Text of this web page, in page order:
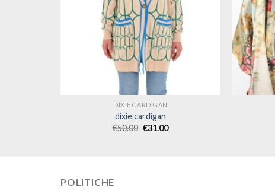
DIXIE CARDIGAN
dixie cardigan
€50.00 €31.00
POLITICHE